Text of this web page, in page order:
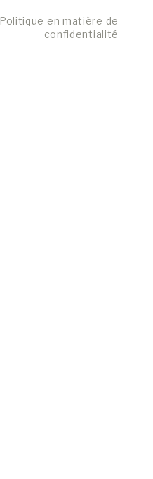
Politique en matière de
confidentialité